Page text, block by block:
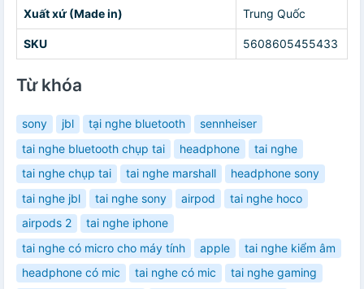
Xuất xứ (Made in) Trung Quốc
SKU 5608605455433
Từ khóa
sony jbl tại nghe bluetooth
sennheiser
tai nghe bluetooth chụp tai
headphone
tai nghe
tai nghe chụp tai
tai nghe marshall
headphone sony
tai nghe jbl
tai nghe sony airpod
tai nghe hoco
airpods 2
tai nghe iphone
tai nghe có micro cho máy tính
apple
tai nghe kiểm âm
headphone có mic
tai nghe có mic
tai nghe gaming